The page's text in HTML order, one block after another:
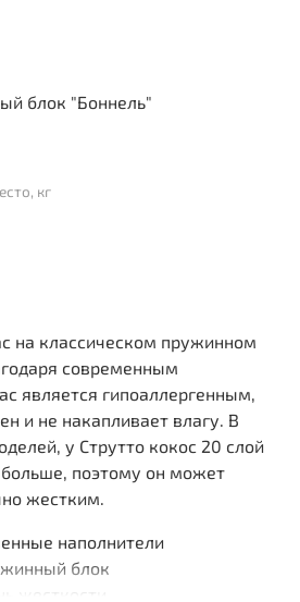
блок "Боннель"
кг
на классическом пружинном
современным
является гипоаллергенным,
и не накапливает влагу. В
у Струтто кокос 20 слой
больше, поэтому он может
жестким.
наполнители
блок
жесткости